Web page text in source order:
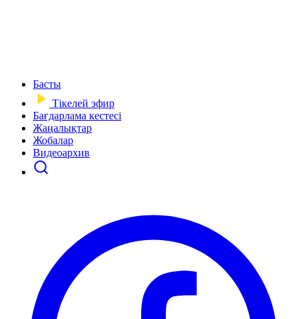
Басты
Тікелей эфир
Бағдарлама кестесі
Жаңалықтар
Жобалар
Видеоархив